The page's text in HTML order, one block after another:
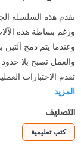
تقدم هذه السلسلة
ورغم بساطة هذه
وعندما يتم دمج آلتين
والعمل تصبح بلا حدود
تقدم الاختبارات
المزيد
التصنيف
كتب تعليمية